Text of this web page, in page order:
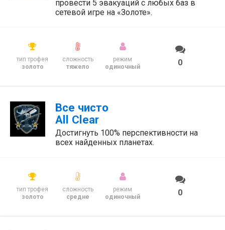
провести 5 эвакуаций с любых баз в
сетевой игре на «Золоте».
тип трофея
золото
сложность
тяжело
режим
одиночный
0
Все чисто
All Clear
Достигнуть 100% перспективности на
всех найденных планетах.
тип трофея
золото
сложность
средне
режим
одиночный
0